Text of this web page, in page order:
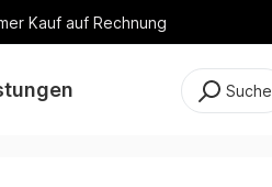
Kauf auf Rechnung
Suche